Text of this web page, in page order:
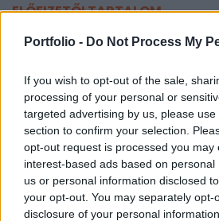
Portfolio - Do Not Process My
If you wish to opt-out of the sale,
processing of your personal or
targeted advertising by us, please
section to confirm your selection.
opt-out request is processed you may
interest-based ads based on
us or personal information disclosed
your opt-out. You may separately opt-
disclosure of your personal
ELŐFIZETŐI TARTALOM
Továbbra is Richter
Portfolio
2003. július 18. 08:50
Binszki Szilárd, az IEB
nemzetközi hangulat ellenére
tapasztalt forgalom mellett
vár a Budapesti Értéktőzsde